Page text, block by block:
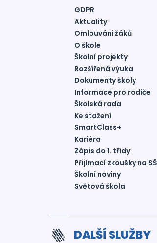
GDPR
Aktuality
Omlouvání žáků
O škole
Školní projekty
Rozšířená výuka
Dokumenty školy
Informace pro rodiče
Školská rada
Ke stažení
SmartClass+
Kariéra
Zápis do 1. třídy
Přijímací zkoušky na SŠ
Školní noviny
Světová škola
DALŠÍ SLUŽBY